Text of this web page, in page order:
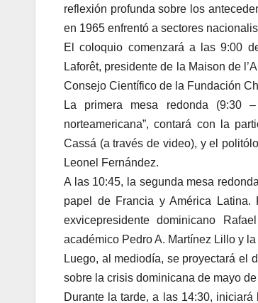
reflexión profunda sobre los
en 1965 enfrentó a sectores
El coloquio comenzará a las 9:00
Laforêt, presidente de la Maison de
Consejo Científico de la Fundación
La primera mesa redonda (9:30
norteamericana”, contará con la
Cassá (a través de video), y el
Leonel Fernández.
A las 10:45, la segunda mesa
papel de Francia y América Latina.
exvicepresidente dominicano
académico Pedro A. Martínez Lillo y
Luego, al mediodía, se proyectará el
sobre la crisis dominicana de mayo
Durante la tarde, a las 14:30,